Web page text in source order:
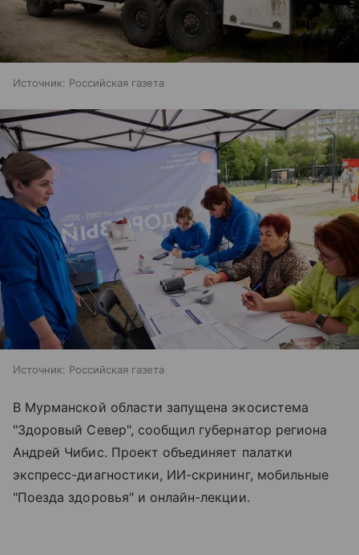
Источник: Российская газета
Источник: Российская газета
В Мурманской области запущена экосистема
"Здоровый Север", сообщил губернатор региона
Андрей Чибис. Проект объединяет палатки
экспресс-диагностики, ИИ-скрининг, мобильные
"Поезда здоровья" и онлайн-лекции.